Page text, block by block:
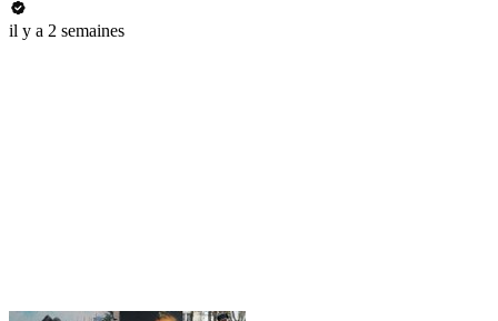
il y a 2 semaines